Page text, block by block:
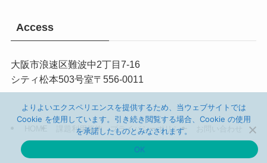
Access
大阪市浪速区難波中2丁目7-16
シティ松本503号室〒 556-0011
課題利用規約 プライバシーポリシー
Web鍛（うぇぶたん）.
よりよいエクスペリエンスを提供するため、当ウェブサイトでは
Cookie を使用しています。引き続き閲覧する場合、Cookie の使用
を承諾したものとみなされます。
OK